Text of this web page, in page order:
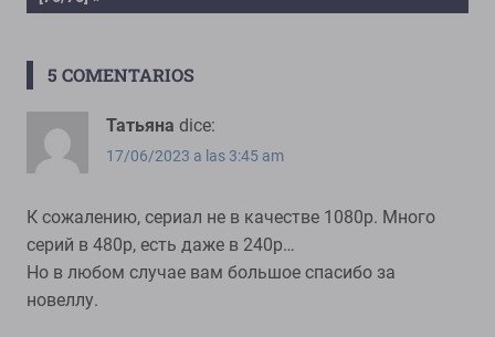
entradas
5 COMENTARIOS
Татьяна dice:
17/06/2023 a las 3:45 am
К сожалению, сериал не в качестве 1080р. Много
серий в 480р, есть даже в 240р…
Но в любом случае вам большое спасибо за
новеллу.